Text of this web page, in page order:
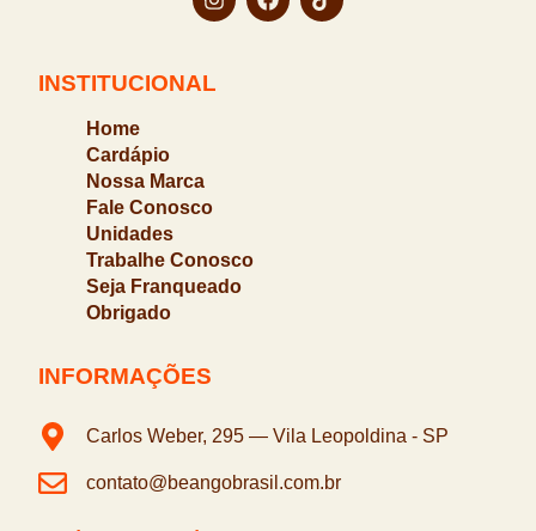
INSTITUCIONAL
Home
Cardápio
Nossa Marca
Fale Conosco
Unidades
Trabalhe Conosco
Seja Franqueado
Obrigado
INFORMAÇÕES
Carlos Weber, 295 — Vila Leopoldina - SP
contato@beangobrasil.com.br